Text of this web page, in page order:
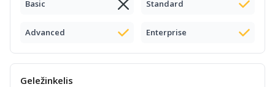
Basic Standard
Advanced Enterprise
Geležinkelis